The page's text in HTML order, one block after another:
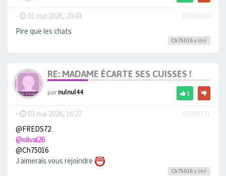
- 01 mai 2026, 20:43
#2939184
Pire que les chats
Ch75016 a liké
RE: MADAME ÉCARTE SES CUISSES !
parnulnul44 1
- 03 mai 2026, 16:27
#2939371
@FREDS72
@olival26
@Ch75016
J aimerais vous rejoindre
Ch75016 a liké